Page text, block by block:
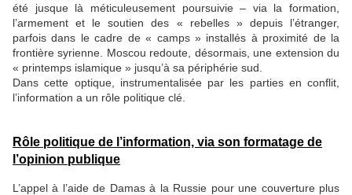
été jusque là méticuleusement poursuivie – via la formation,
l’armement et le soutien des « rebelles » depuis l’étranger,
parfois dans le cadre de « camps » installés à proximité de la
frontière syrienne. Moscou redoute, désormais, une extension du
« printemps islamique » jusqu’à sa périphérie sud.
Dans cette optique, instrumentalisée par les parties en conflit,
l’information a un rôle politique clé.
Rôle politique de l’information, via son formatage de
l’opinion publique
L’appel à l’aide de Damas à la Russie pour une couverture plus